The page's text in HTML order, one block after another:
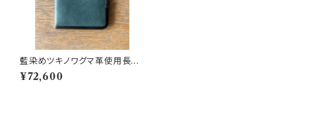
藍染めツキノワグマ革使用長財
布cocoro-04
¥72,600